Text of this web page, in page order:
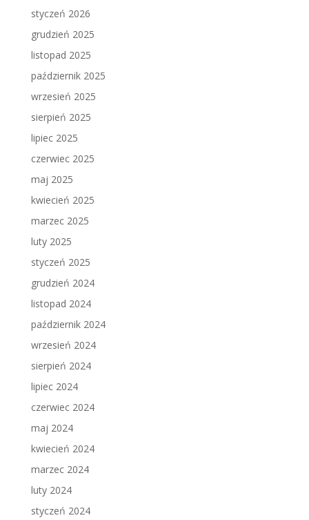
styczeń 2026
grudzień 2025
listopad 2025
październik 2025
wrzesień 2025
sierpień 2025
lipiec 2025
czerwiec 2025
maj 2025
kwiecień 2025
marzec 2025
luty 2025
styczeń 2025
grudzień 2024
listopad 2024
październik 2024
wrzesień 2024
sierpień 2024
lipiec 2024
czerwiec 2024
maj 2024
kwiecień 2024
marzec 2024
luty 2024
styczeń 2024